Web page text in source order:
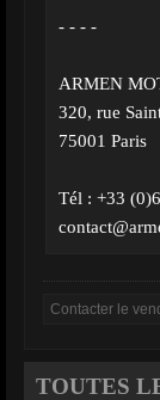
- - - -
ARMEN
320, rue
75001 Paris
Tél : +33
TOUTES